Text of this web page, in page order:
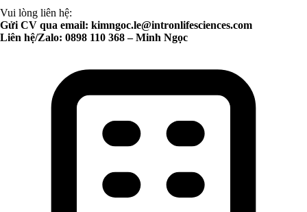
Vui lòng liên hệ:
Gửi CV qua email: kimngoc.le@intronlifesciences.com
Liên hệ/Zalo: 0898 110 368 – Minh Ngọc